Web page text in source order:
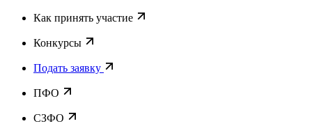
Как принять участие
Конкурсы
Подать заявку
ПФО
СЗФО